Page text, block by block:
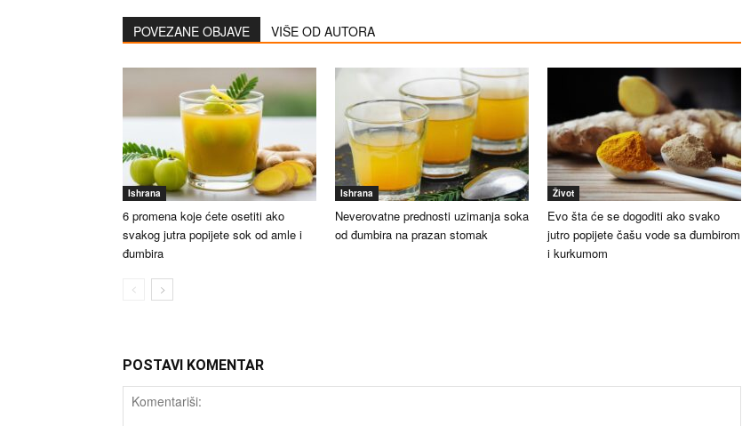
POVEZANE OBJAVE VIŠE OD AUTORA
Ishrana
6 promena koje ćete osetiti ako
svakog jutra popijete sok od amle i
đumbira
Ishrana
Neverovatne prednosti uzimanja soka
od đumbira na prazan stomak
Život
Evo šta će se dogoditi ako svako
jutro popijete čašu vode sa đumbirom
i kurkumom
POSTAVI KOMENTAR